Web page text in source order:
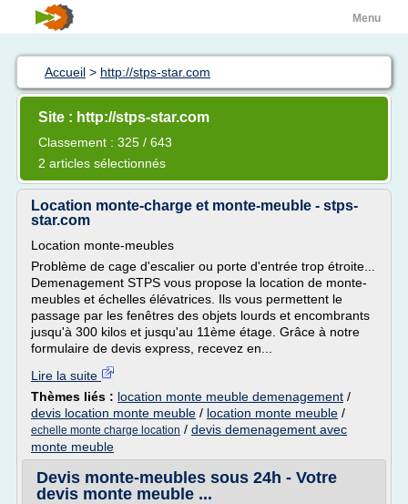
Menu
Accueil > http://stps-star.com
Site : http://stps-star.com
Classement : 325 / 643
2 articles sélectionnés
Location monte-charge et monte-meuble - stps-
star.com
Location monte-meubles
Problème de cage d'escalier ou porte d'entrée trop étroite...
Demenagement STPS vous propose la location de monte-
meubles et échelles élévatrices. Ils vous permettent le
passage par les fenêtres des objets lourds et encombrants
jusqu'à 300 kilos et jusqu'au 11ème étage. Grâce à notre
formulaire de devis express, recevez en...
Lire la suite
Thèmes liés : location monte meuble demenagement /
devis location monte meuble / location monte meuble /
echelle monte charge location / devis demenagement avec
monte meuble
Devis monte-meubles sous 24h - Votre
devis monte meuble ...